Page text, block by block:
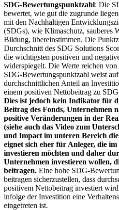
SDG-Bewertungspunktzahl: Die
bewertet, wie gut die zugrunde
mit den Nachhaltigen
(SDGs), wie Klimaschutz, sauberes
Bildung, übereinstimmen. Die
Durchschnitt des SDG Solutions
die wichtigsten positiven und
widerspiegelt. Die Werte reichen
SDG-Bewertungspunktzahl weist
durchschnittlichen Anteil an
einem positiven Nettobeitrag zu
Dies ist jedoch kein Indikator für
Beitrag des Fonds, Unternehmen
positive Veränderungen in der
(siehe auch das Video zum
und Impact im unteren Bereich
eignet sich eher für Anleger, die
investieren möchten und daher
Unternehmen investieren wollen,
beitragen. Eine hohe SDG-
beitragen sicherzustellen, dass
positivem Nettobeitrag investiert
infolge der Investition eine
eingetreten ist.